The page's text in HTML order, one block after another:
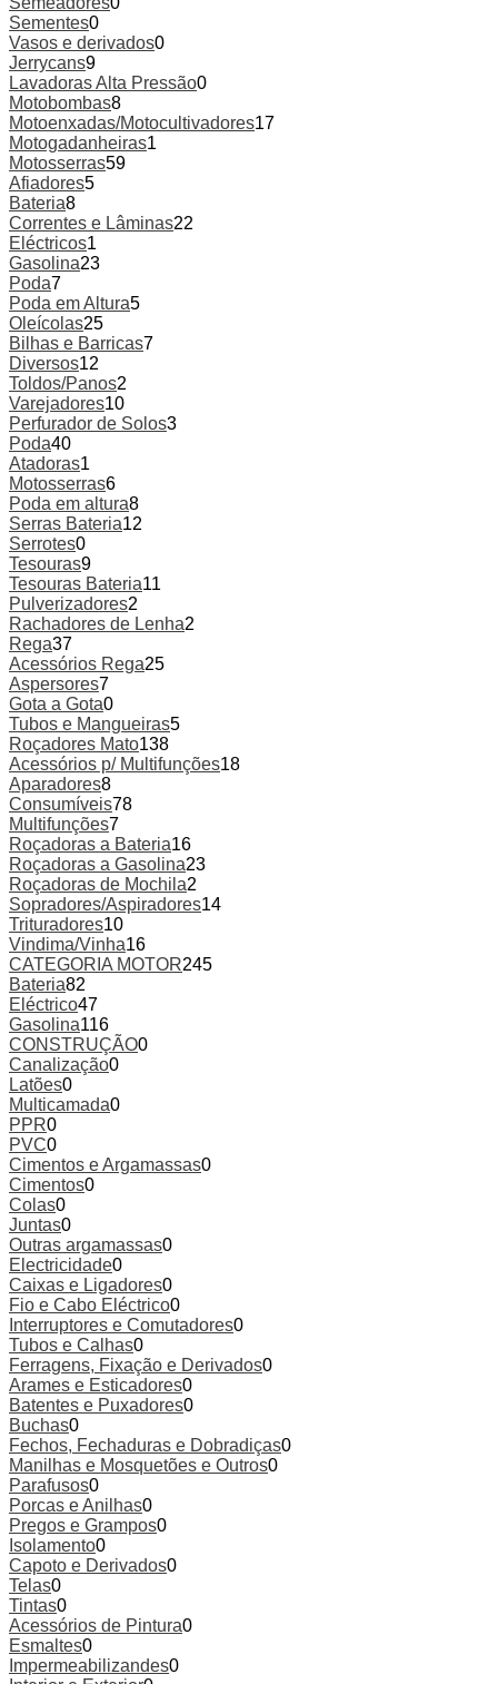
Sementes0
Vasos e derivados0
Jerrycans9
Lavadoras Alta Pressão0
Motobombas8
Motoenxadas/Motocultivadores17
Motogadanheiras1
Motosserras59
Afiadores5
Bateria8
Correntes e Lâminas22
Eléctricos1
Gasolina23
Poda7
Poda em Altura5
Oleícolas25
Bilhas e Barricas7
Diversos12
Toldos/Panos2
Varejadores10
Perfurador de Solos3
Poda40
Atadoras1
Motosserras6
Poda em altura8
Serras Bateria12
Serrotes0
Tesouras9
Tesouras Bateria11
Pulverizadores2
Rachadores de Lenha2
Rega37
Acessórios Rega25
Aspersores7
Gota a Gota0
Tubos e Mangueiras5
Roçadores Mato138
Acessórios p/ Multifunções18
Aparadores8
Consumíveis78
Multifunções7
Roçadoras a Bateria16
Roçadoras a Gasolina23
Roçadoras de Mochila2
Sopradores/Aspiradores14
Trituradores10
Vindima/Vinha16
CATEGORIA MOTOR245
Bateria82
Eléctrico47
Gasolina116
CONSTRUÇÃO0
Canalização0
Latões0
Multicamada0
PPR0
PVC0
Cimentos e Argamassas0
Cimentos0
Colas0
Juntas0
Outras argamassas0
Electricidade0
Caixas e Ligadores0
Fio e Cabo Eléctrico0
Interruptores e Comutadores0
Tubos e Calhas0
Ferragens, Fixação e Derivados0
Arames e Esticadores0
Batentes e Puxadores0
Buchas0
Fechos, Fechaduras e Dobradiças0
Manilhas e Mosquetões e Outros0
Parafusos0
Porcas e Anilhas0
Pregos e Grampos0
Isolamento0
Capoto e Derivados0
Telas0
Tintas0
Acessórios de Pintura0
Esmaltes0
Impermeabilizandes0